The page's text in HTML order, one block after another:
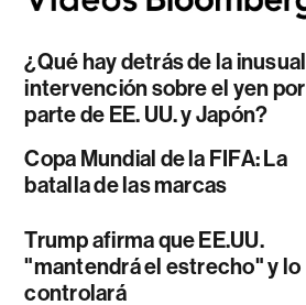
¿Qué hay detrás de la inusual
intervención sobre el yen por
parte de EE. UU. y Japón?
Copa Mundial de la FIFA: La
batalla de las marcas
Trump afirma que EE.UU.
"mantendrá el estrecho" y lo
controlará